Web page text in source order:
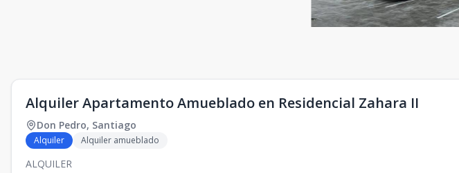
Alquiler Apartamento Amueblado en Residencial Zahara II
Don Pedro, Santiago
Alquiler Alquiler amueblado
ALQUILER